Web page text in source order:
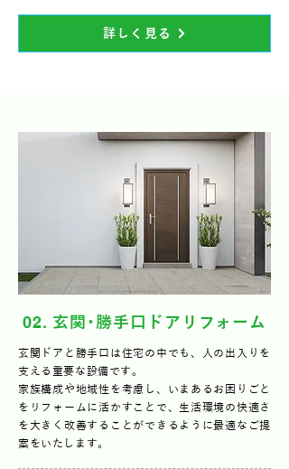
詳しく見る
02. 玄関･勝手口ドアリフォーム
玄関ドアと勝手口は住宅の中でも、人の出入りを
支える重要な設備です。
家族構成や地域性を考慮し、いまあるお困りごと
をリフォームに活かすことで、生活環境の快適さ
を大きく改善することができるように最適なご提
案をいたします。